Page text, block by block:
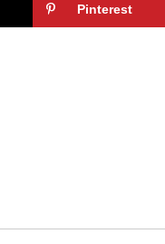
Pinterest